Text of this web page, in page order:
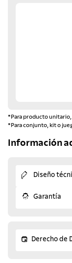
*Para producto
*Para conjunto, kit o
Información
Diseño
Garantía
Derecho de